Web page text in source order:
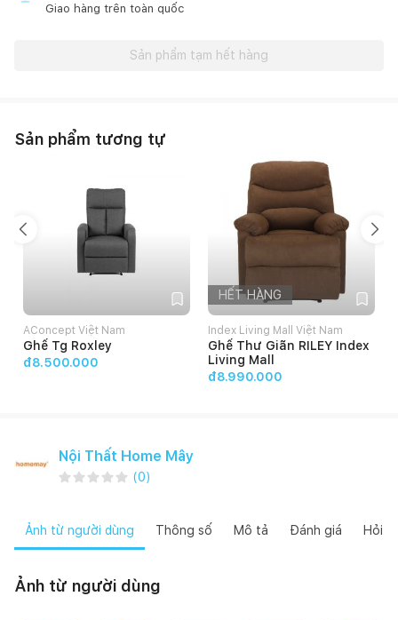
Giao hàng trên toàn quốc
Sản phẩm tạm hết hàng
Sản phẩm tương tự
AConcept Việt Nam
Ghế Tg Roxley
đ8.500.000
HẾT HÀNG
Index Living Mall Việt Nam
Ghế Thư Giãn RILEY Index
Living Mall
đ8.990.000
Nội Thất Home Mây
(0)
Ảnh từ người dùng Thông số Mô tả Đánh giá Hỏi
Ảnh từ người dùng
Mai Mốc
Happynest
Happynest
Mai Mốc